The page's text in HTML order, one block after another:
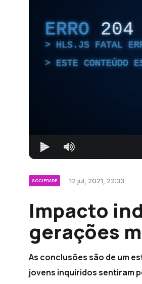
ERRO 204
HLS.JS FATAL
ESTE CONTEÚDO
SOCIEDADE 12 jul, 2021, 22:33
Impacto
gerações
As conclusões são de um
jovens inquiridos sentiram